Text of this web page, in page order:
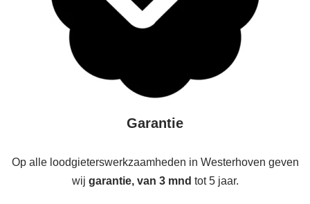
Garantie
Op alle loodgieterswerkzaamheden in Westerhoven geven
wij garantie, van 3 mnd tot 5 jaar.